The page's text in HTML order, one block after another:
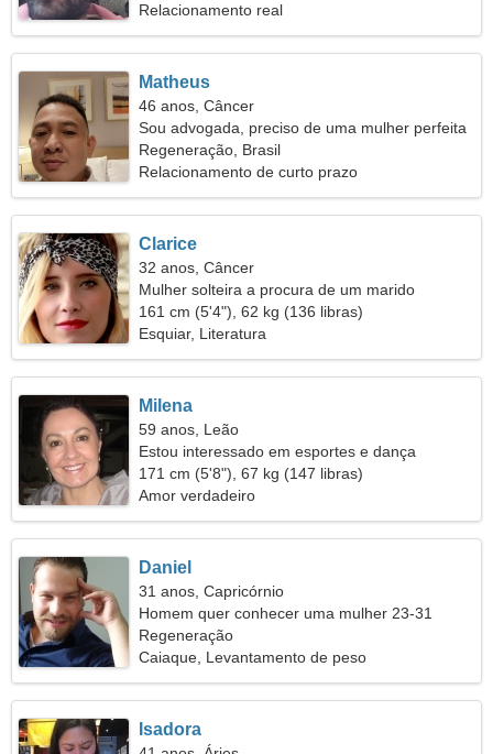
Relacionamento real
Matheus
46 anos, Câncer
Sou advogada, preciso de uma mulher perfeita
Regeneração, Brasil
Relacionamento de curto prazo
Clarice
32 anos, Câncer
Mulher solteira a procura de um marido
161 cm (5'4"), 62 kg (136 libras)
Esquiar, Literatura
Milena
59 anos, Leão
Estou interessado em esportes e dança
171 cm (5'8"), 67 kg (147 libras)
Amor verdadeiro
Daniel
31 anos, Capricórnio
Homem quer conhecer uma mulher 23-31
Regeneração
Caiaque, Levantamento de peso
Isadora